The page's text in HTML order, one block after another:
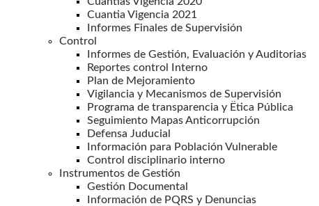
Cuantia Vigencia 2021
Informes Finales de Supervisión
Control
Informes de Gestión, Evaluación y Auditorias
Reportes control Interno
Plan de Mejoramiento
Vigilancia y Mecanismos de Supervisión
Programa de transparencia y Ëtica Pública
Seguimiento Mapas Anticorrupción
Defensa Juducial
Información para Población Vulnerable
Control disciplinario interno
Instrumentos de Gestión
Gestión Documental
Información de PQRS y Denuncias